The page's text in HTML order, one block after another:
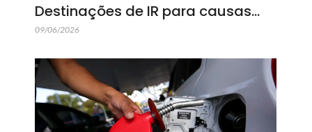
Destinações de IR para causas…
09/06/2026